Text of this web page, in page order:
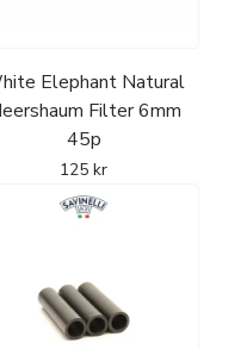
Elephant Natural
Filter 6mm
45p
125 kr